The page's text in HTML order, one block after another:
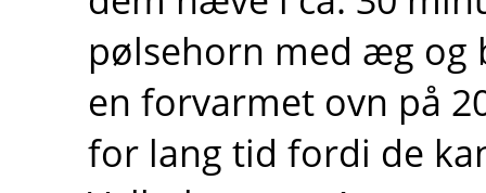
pølsehorn med æg og
en forvarmet ovn på
for lang tid fordi de